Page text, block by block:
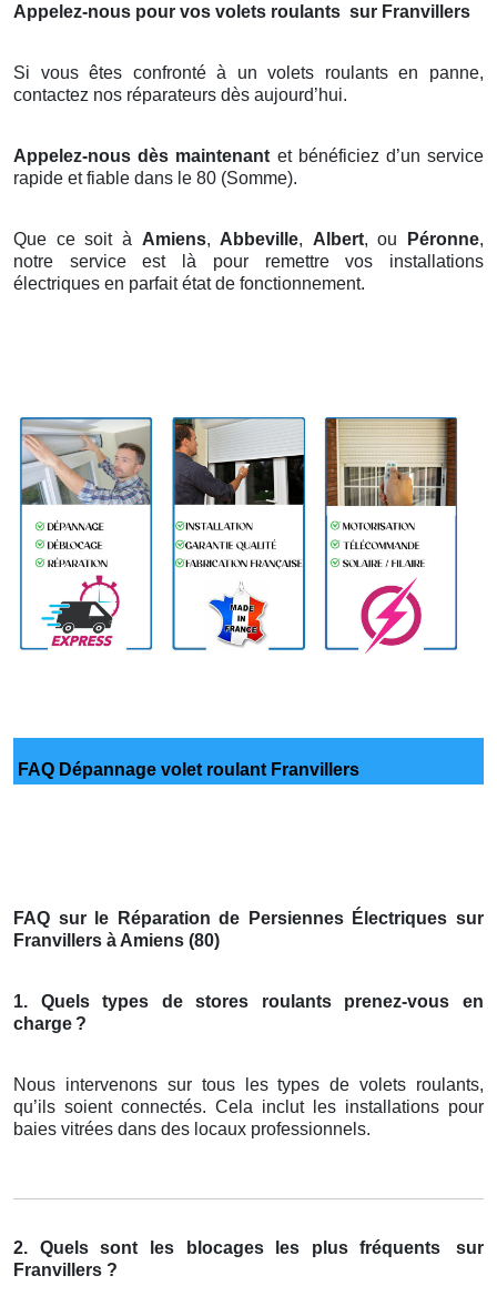
Appelez-nous pour vos volets roulants sur Franvillers
Si vous êtes confronté à un volets roulants en panne,
contactez nos réparateurs dès aujourd’hui.
Appelez-nous dès maintenant et bénéficiez d’un service
rapide et fiable dans le 80 (Somme).
Que ce soit à Amiens, Abbeville, Albert, ou Péronne,
notre service est là pour remettre vos installations
électriques en parfait état de fonctionnement.
FAQ Dépannage volet roulant Franvillers
FAQ sur le Réparation de Persiennes Électriques sur
Franvillers à Amiens (80)
1. Quels types de stores roulants prenez-vous en
charge ?
Nous intervenons sur tous les types de volets roulants,
qu’ils soient connectés. Cela inclut les installations pour
baies vitrées dans des locaux professionnels.
2. Quels sont les blocages les plus fréquents
sur
Franvillers ?